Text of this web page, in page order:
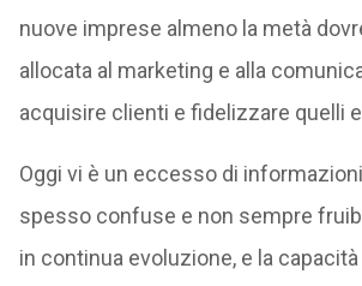
nuove imprese almeno la metà
allocata al marketing e alla
acquisire clienti e fidelizzare quelli
Oggi vi è un eccesso di
spesso confuse e non sempre
in continua evoluzione, e la